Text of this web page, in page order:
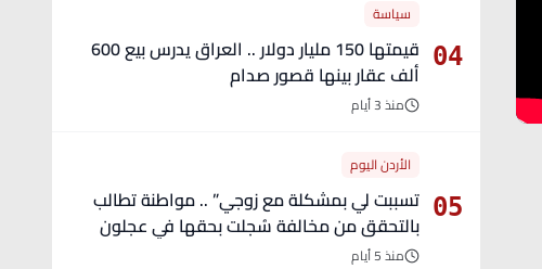
04
سياسة
قيمتها 150 مليار دولار .. العراق يدرس بيع 600
ألف عقار بينها قصور صدام
منذ 3 أيام
05
الأردن اليوم
تسببت لي بمشكلة مع زوجي” .. مواطنة تطالب
بالتحقق من مخالفة سُجلت بحقها في عجلون
منذ 5 أيام